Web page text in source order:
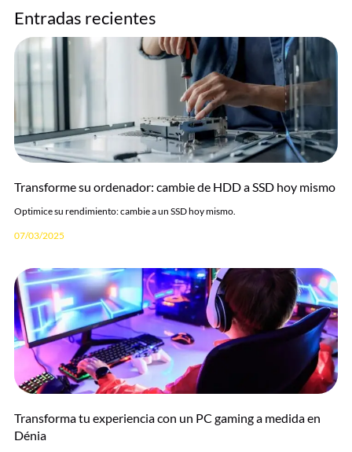
Entradas recientes
Transforme su ordenador: cambie de HDD a SSD hoy mismo
Optimice su rendimiento: cambie a un SSD hoy mismo.
07/03/2025
Transforma tu experiencia con un PC gaming a medida en
Dénia